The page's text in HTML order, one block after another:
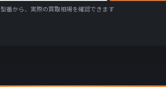
型番から、実際の買取相場を確認できます